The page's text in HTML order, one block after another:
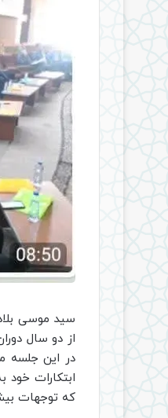
سید موسی
از دو سال
در این جلسه
ابتکارات خود
که توجهات